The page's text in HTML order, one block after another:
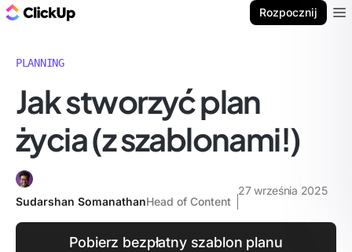
Rozpocznij
PLANNING
Jak stworzyć plan
życia (z szablonami!)
Sudarshan SomanathanHead of Content
27 września 2025
Pobierz bezpłatny szablon planu